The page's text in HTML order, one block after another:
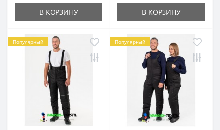
В КОРЗИНУ В КОРЗИНУ
Популярный Популярный